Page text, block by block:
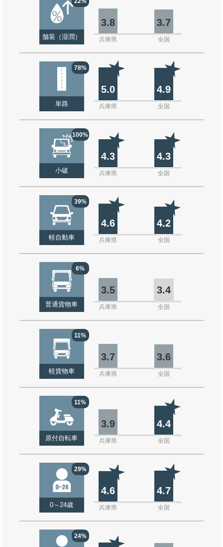
舗装（湿潤）
3.8 3.7
兵庫県 全国
78%
単路
5.0 4.9
兵庫県 全国
100%
小破
4.3 4.3
兵庫県 全国
39%
軽自動車
4.6 4.2
兵庫県 全国
6%
普通貨物車
3.5 3.4
兵庫県 全国
11%
軽貨物車
3.7 3.6
兵庫県 全国
11%
原付自転車
3.9 4.4
兵庫県 全国
29%
0～24歳
4.6 4.7
兵庫県 全国
24%